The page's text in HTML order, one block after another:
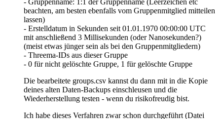
beachten, am besten ebenfalls vom Gruppenmitglied mitteilen
lassen)
- Erstelldatum in Sekunden seit 01.01.1970 00:00:00 UTC
mit anschließend 3 Millisekunden (oder Nanosekunden?)
(meist etwas jünger sein als bei den Gruppenmitgliedern)
- Threema-IDs aus dieser Gruppe
- 0 für nicht gelöschte Gruppe, 1 für gelöschte Gruppe
Die bearbeitete groups.csv kannst du dann mit in die Kopie
deines alten Daten-Backups einschleusen und die
Wiederherstellung testen - wenn du risikofreudig bist.
Ich habe dieses Verfahren zwar schon durchgeführt (Datei